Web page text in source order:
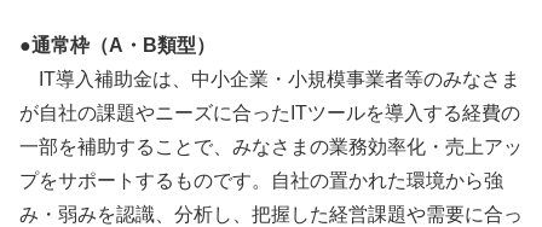
●通常枠（A・B類型）
IT導入補助金は、中小企業・小規模事業者等のみなさま
が自社の課題やニーズに合ったITツールを導入する経費の
一部を補助することで、みなさまの業務効率化・売上アッ
プをサポートするものです。自社の置かれた環境から強
み・弱みを認識、分析し、把握した経営課題や需要に合っ